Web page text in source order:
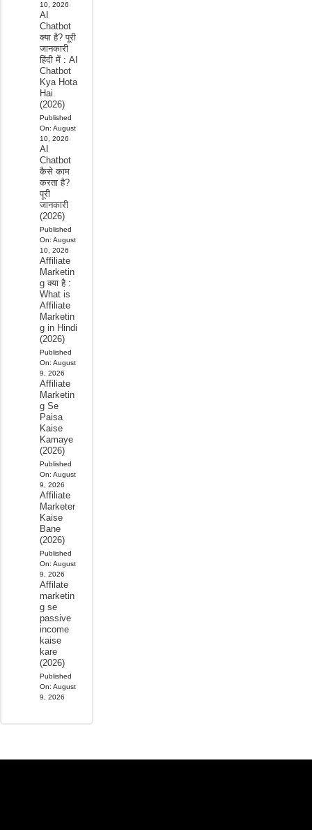
10, 2026
AI
Chatbot
क्या है? पूरी
जानकारी
हिंदी में : AI
Chatbot
Kya Hota
Hai
(2026)
Published
On: August
10, 2026
AI
Chatbot
कैसे काम
करता है?
पूरी
जानकारी
(2026)
Published
On: August
10, 2026
Affiliate
Marketin
g क्या है :
What is
Affiliate
Marketin
g in Hindi
(2026)
Published
On: August
9, 2026
Affiliate
Marketin
g Se
Paisa
Kaise
Kamaye
(2026)
Published
On: August
9, 2026
Affiliate
Marketer
Kaise
Bane
(2026)
Published
On: August
9, 2026
Affilate
marketin
g se
passive
income
kaise
kare
(2026)
Published
On: August
9, 2026